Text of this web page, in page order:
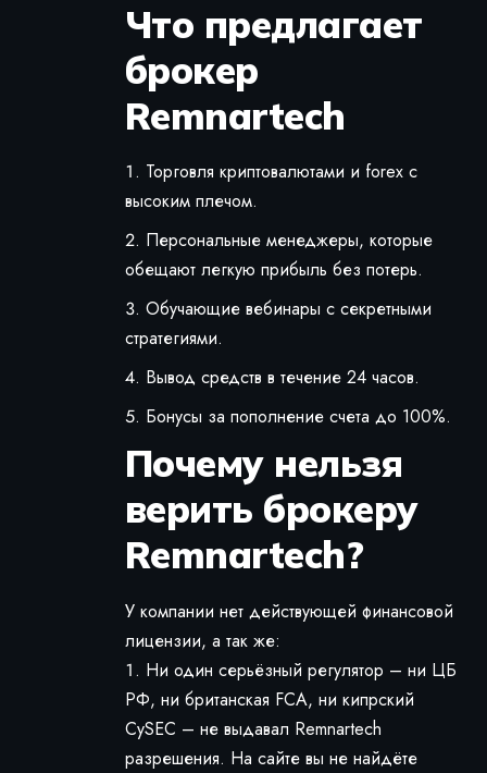
Что предлагает
брокер
Remnartech
Торговля криптовалютами и forex с
высоким плечом.
Персональные менеджеры, которые
обещают легкую прибыль без потерь.
Обучающие вебинары с секретными
стратегиями.
Вывод средств в течение 24 часов.
Бонусы за пополнение счета до 100%.
Почему нельзя
верить брокеру
Remnartech?
У компании нет действующей финансовой
лицензии, а так же:
Ни один серьёзный регулятор – ни ЦБ
РФ, ни британская FCA, ни кипрский
CySEC – не выдавал Remnartech
разрешения. На сайте вы не найдёте